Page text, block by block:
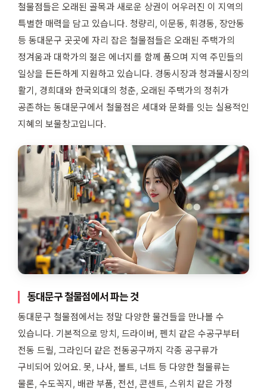
철물점들은 오래된 골목과 새로운 상권이 어우러진 이 지역의
특별한 매력을 담고 있습니다. 청량리, 이문동, 휘경동, 장안동
등 동대문구 곳곳에 자리 잡은 철물점들은 오래된 주택가의
정겨움과 대학가의 젊은 에너지를 함께 품으며 지역 주민들의
일상을 든든하게 지원하고 있습니다. 경동시장과 청과물시장의
활기, 경희대와 한국외대의 청춘, 오래된 주택가의 정취가
공존하는 동대문구에서 철물점은 세대와 문화를 잇는 실용적인
지혜의 보물창고입니다.
동대문구 철물점에서 파는 것
동대문구 철물점에서는 정말 다양한 물건들을 만나볼 수
있습니다. 기본적으로 망치, 드라이버, 펜치 같은 수공구부터
전동 드릴, 그라인더 같은 전동공구까지 각종 공구류가
구비되어 있어요. 못, 나사, 볼트, 너트 등 다양한 철물류는
물론, 수도꼭지, 배관 부품, 전선, 콘센트, 스위치 같은 가정